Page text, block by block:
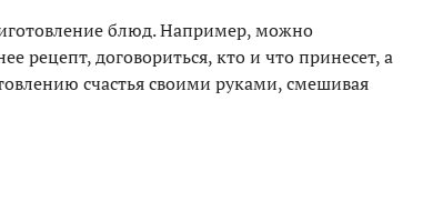
блюд. Например, можно
рецепт, договориться, кто и что принесет, а
счастья своими руками, смешивая